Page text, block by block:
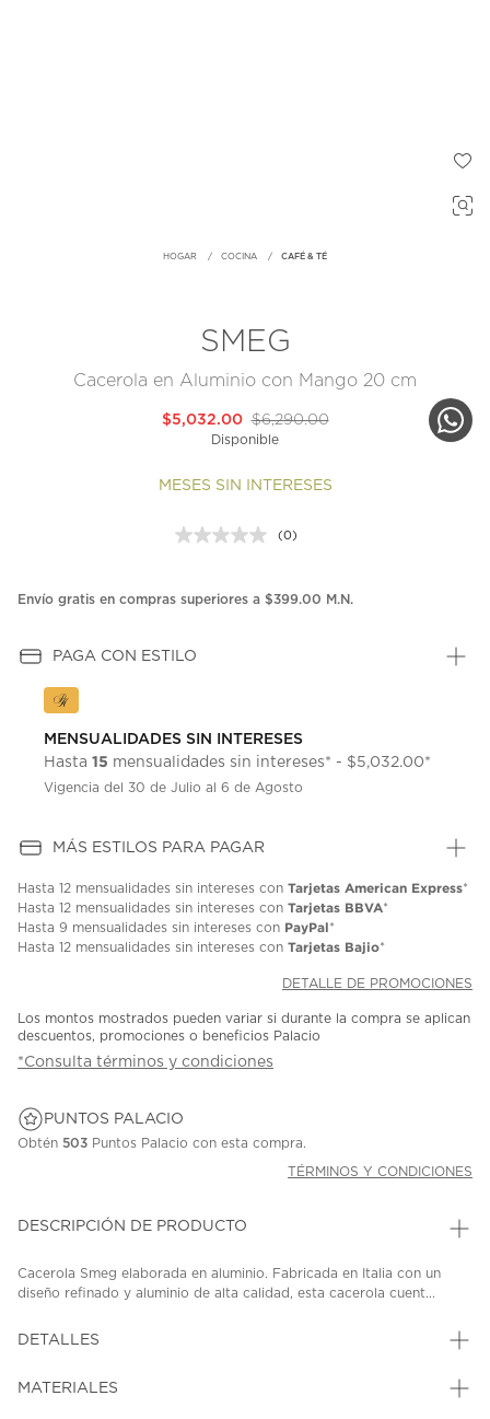
HOGAR COCINA CAFÉ & TÉ
SMEG
Cacerola en Aluminio con Mango 20 cm
$6,290.00
$5,032.00
Disponible
MESES SIN INTERESES
Sin
en
(0)
Envío gratis en compras superiores a $399.00 M.N.
PAGA CON ESTILO
MENSUALIDADES SIN INTERESES
Hasta 15 mensualidades sin intereses* - $5,032.00*
Vigencia del 30 de Julio al 6 de Agosto
MÁS ESTILOS PARA PAGAR
Hasta 12 mensualidades sin intereses con Tarjetas American Express*
Hasta 12 mensualidades sin intereses con Tarjetas BBVA*
Hasta 9 mensualidades sin intereses con PayPal*
Hasta 12 mensualidades sin intereses con Tarjetas Bajio*
DETALLE DE PROMOCIONES
Los montos mostrados pueden variar si durante la compra se aplican
descuentos, promociones o beneficios Palacio
*Consulta términos y condiciones
PUNTOS PALACIO
Obtén 503 Puntos Palacio con esta compra.
TÉRMINOS Y CONDICIONES
DESCRIPCIÓN DE PRODUCTO
Cacerola Smeg elaborada en aluminio. Fabricada en Italia con un
diseño refinado y aluminio de alta calidad, esta cacerola cuent...
DETALLES
MATERIALES